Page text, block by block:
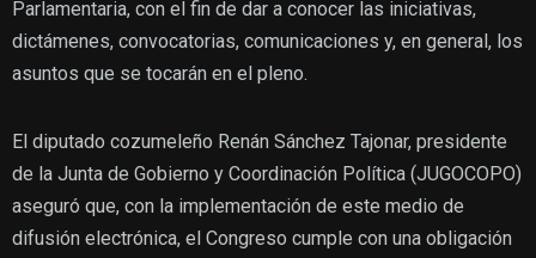
Parlamentaria, con el fin de dar a conocer las iniciativas,
dictámenes, convocatorias, comunicaciones y, en general, los
asuntos que se tocarán en el pleno.
El diputado cozumeleño Renán Sánchez Tajonar, presidente
de la Junta de Gobierno y Coordinación Política (JUGOCOPO)
aseguró que, con la implementación de este medio de
difusión electrónica, el Congreso cumple con una obligación